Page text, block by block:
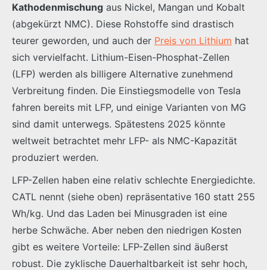
Kathodenmischung aus Nickel, Mangan und Kobalt
(abgekürzt NMC). Diese Rohstoffe sind drastisch
teurer geworden, und auch der Preis von Lithium hat
sich vervielfacht. Lithium-Eisen-Phosphat-Zellen
(LFP) werden als billigere Alternative zunehmend
Verbreitung finden. Die Einstiegsmodelle von Tesla
fahren bereits mit LFP, und einige Varianten von MG
sind damit unterwegs. Spätestens 2025 könnte
weltweit betrachtet mehr LFP- als NMC-Kapazität
produziert werden.
LFP-Zellen haben eine relativ schlechte Energiedichte.
CATL nennt (siehe oben) repräsentative 160 statt 255
Wh/kg. Und das Laden bei Minusgraden ist eine
herbe Schwäche. Aber neben den niedrigen Kosten
gibt es weitere Vorteile: LFP-Zellen sind äußerst
robust. Die zyklische Dauerhaltbarkeit ist sehr hoch,